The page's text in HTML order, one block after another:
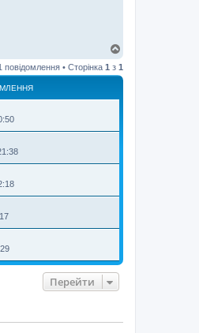
г
о
повідомлення • Сторінка 1 з 1
Перейти